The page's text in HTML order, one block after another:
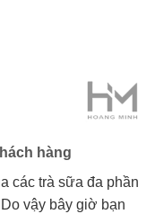
hàng
các trà sữa đa phần
vậy bây giờ bạn